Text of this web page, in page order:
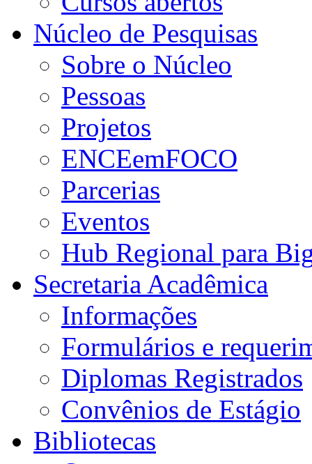
Núcleo de Pesquisas
Sobre o Núcleo
Pessoas
Projetos
ENCEemFOCO
Parcerias
Eventos
Hub Regional para
Secretaria Acadêmica
Informações
Formulários e
Diplomas Registrados
Convênios de Estágio
Bibliotecas